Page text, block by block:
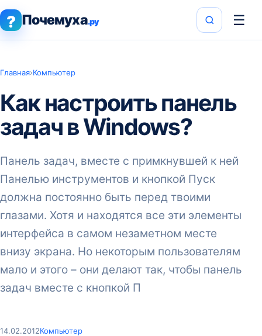
? Почемуха.ру ☰
Главная›Компьютер
Как настроить панель
задач в Windows?
Панель задач, вместе с примкнувшей к ней
Панелью инструментов и кнопкой Пуск
должна постоянно быть перед твоими
глазами. Хотя и находятся все эти элементы
интерфейса в самом незаметном месте
внизу экрана. Но некоторым пользователям
мало и этого – они делают так, чтобы панель
задач вместе с кнопкой П
14.02.2012Компьютер